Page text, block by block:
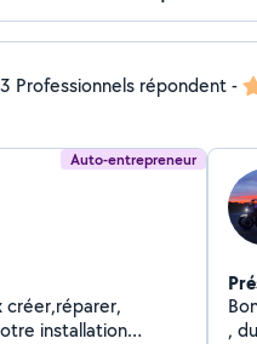
Professionnels répondent-
Auto-entrepreneur
créer,réparer,
installation
, du